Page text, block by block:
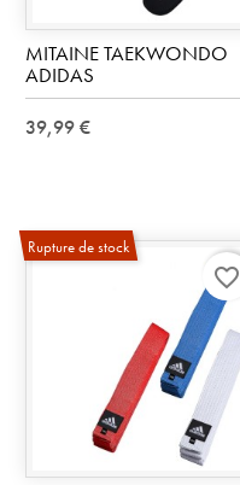
MITAINE TAEKWONDO
ADIDAS
39,99 €
Rupture de stock
favorite_border